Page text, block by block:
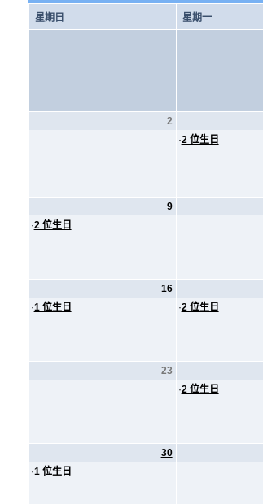
星期日 星期一
2
·2 位生日
9
·2 位生日
16
·1 位生日
·2 位生日
23
·2 位生日
30
·1 位生日